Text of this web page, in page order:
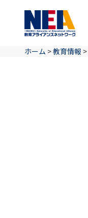
ホーム >教育情報 >